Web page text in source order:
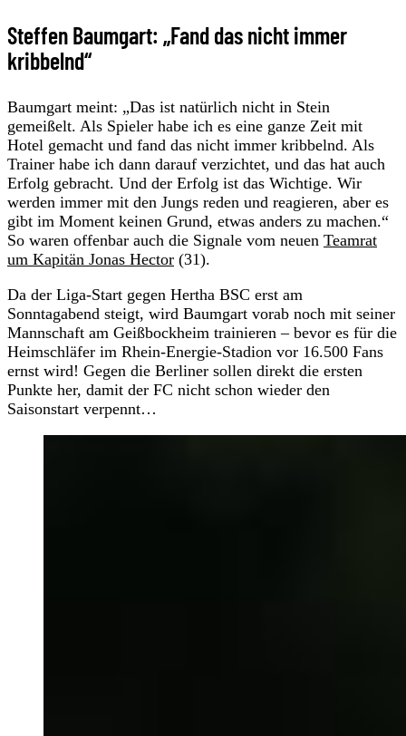
Steffen Baumgart: „Fand das nicht immer
kribbelnd“
Baumgart meint: „Das ist natürlich nicht in Stein
gemeißelt. Als Spieler habe ich es eine ganze Zeit mit
Hotel gemacht und fand das nicht immer kribbelnd. Als
Trainer habe ich dann darauf verzichtet, und das hat auch
Erfolg gebracht. Und der Erfolg ist das Wichtige. Wir
werden immer mit den Jungs reden und reagieren, aber es
gibt im Moment keinen Grund, etwas anders zu machen.“
So waren offenbar auch die Signale vom neuen Teamrat
um Kapitän Jonas Hector (31).
Da der Liga-Start gegen Hertha BSC erst am
Sonntagabend steigt, wird Baumgart vorab noch mit seiner
Mannschaft am Geißbockheim trainieren – bevor es für die
Heimschläfer im Rhein-Energie-Stadion vor 16.500 Fans
ernst wird! Gegen die Berliner sollen direkt die ersten
Punkte her, damit der FC nicht schon wieder den
Saisonstart verpennt…